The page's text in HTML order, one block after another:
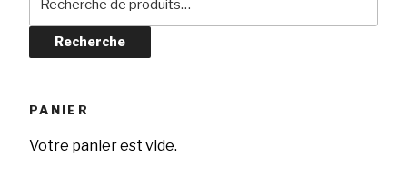
pour :
Recherche
PANIER
Votre panier est vide.